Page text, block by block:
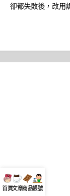
卻都失敗後，改用
首頁文章商品帳號